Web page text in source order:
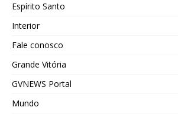
Espírito Santo
Interior
Fale conosco
Grande Vitória
GVNEWS Portal
Mundo